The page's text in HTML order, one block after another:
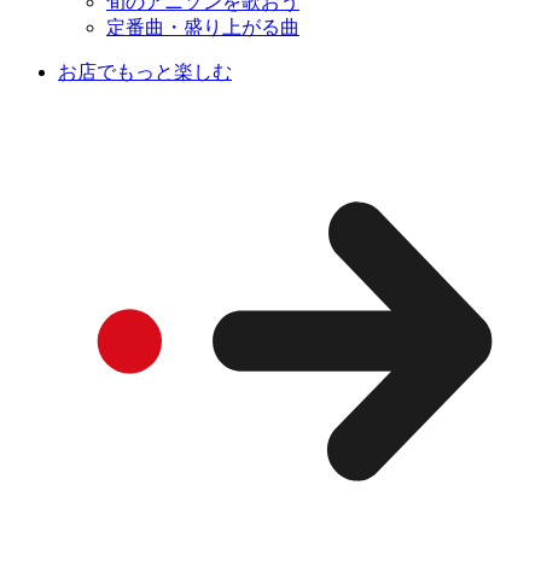
定番曲・盛り上がる曲
お店でもっと楽しむ